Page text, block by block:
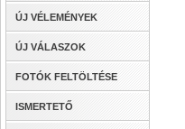
ÚJ VÉLEMÉNYEK
ÚJ VÁLASZOK
FOTÓK FELTÖLTÉSE
ISMERTETŐ